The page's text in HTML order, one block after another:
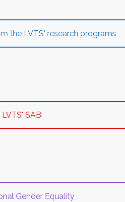
the LVTS' research programs
LVTS' SAB
Gender Equality